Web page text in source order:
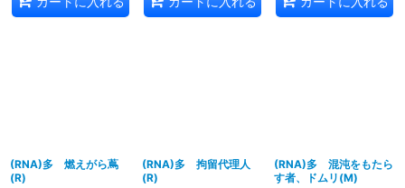
(RNA)多 燃えがら蔦
(R)
(RNA)多 拘留代理人
(R)
(RNA)多 混沌をもたら
す者、ドムリ(M)